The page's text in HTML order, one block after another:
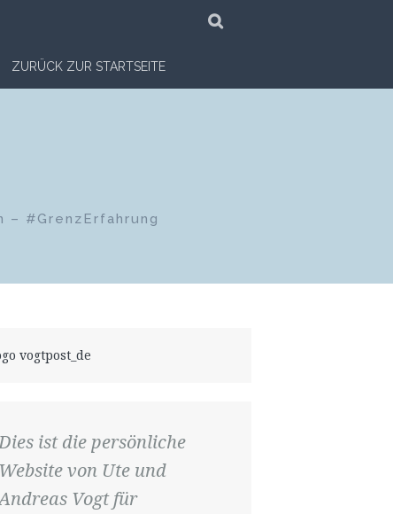
ZURÜCK ZUR STARTSEITE
#GrenzErfahrung
ist die persönliche
Website von Ute und
Vogt für